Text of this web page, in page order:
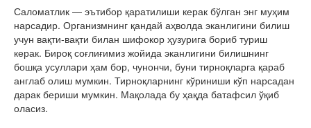
Саломатлик — эътибор қаратилиши керак бўлган энг муҳим
нарсадир. Организмнинг қандай аҳволда эканлигини билиш
учун вақти-вақти билан шифокор ҳузурига бориб туриш
керак. Бироқ соғлиғимиз жойида эканлигини билишнинг
бошқа усуллари ҳам бор, чунончи, буни тирноқларга қараб
англаб олиш мумкин. Тирноқларнинг кўриниши кўп нарсадан
дарак бериши мумкин. Мақолада бу ҳақда батафсил ўқиб
оласиз.